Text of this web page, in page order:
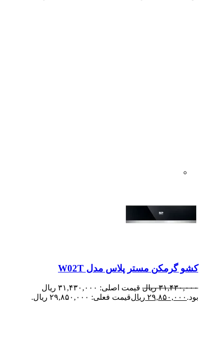
کشو گرمکن مستر پلاس مدل W02T
۳۱,۴۳۰,۰۰۰ ریال
قیمت اصلی: ۳۱,۴۳۰,۰۰۰ ریال
بود. ۲۹,۸۵۰,۰۰۰ ریالقیمت فعلی: ۲۹,۸۵۰,۰۰۰ ریال.